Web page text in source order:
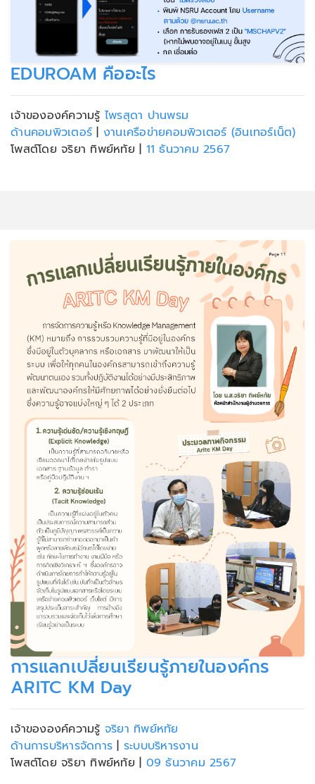
EDUROAM คืออะไร
เจ้าขององค์ความรู้ ไพรสุดา ปานพรม
ด้านคอมพิวเตอร์| งานเครือข่ายคอมพิวเตอร์ (อินเทอร์เน็ต)
โพสต์โดย จริยา ทิพย์หทัย | 11 ธันวาคม 2567
การแลกเปลี่ยนเรียนรู้ภายในองค์กร
ARITC KM Day
เจ้าขององค์ความรู้ จริยา ทิพย์หทัย
ด้านการบริหารจัดการ| ระบบบริหารงาน
โพสต์โดย จริยา ทิพย์หทัย | 09 ธันวาคม 2567